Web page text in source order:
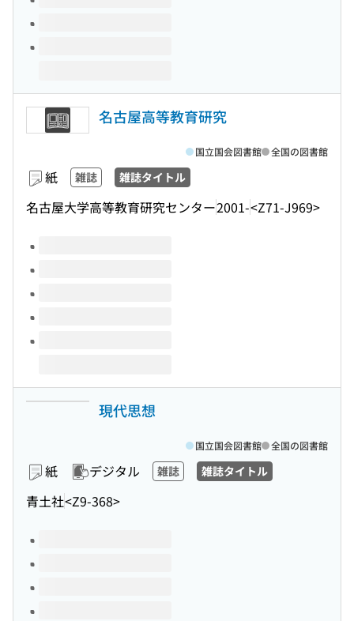
名古屋高等教育研究
紙 雑誌 雑誌タイトル
名古屋大学高等教育研究センター2001-<Z71-J969>
国立国会図書館 全国の図書館
このタイトルの巻号
現代思想
紙 デジタル 雑誌 雑誌タイトル
青土社<Z9-368>
国立国会図書館 全国の図書館
このタイトルの巻号